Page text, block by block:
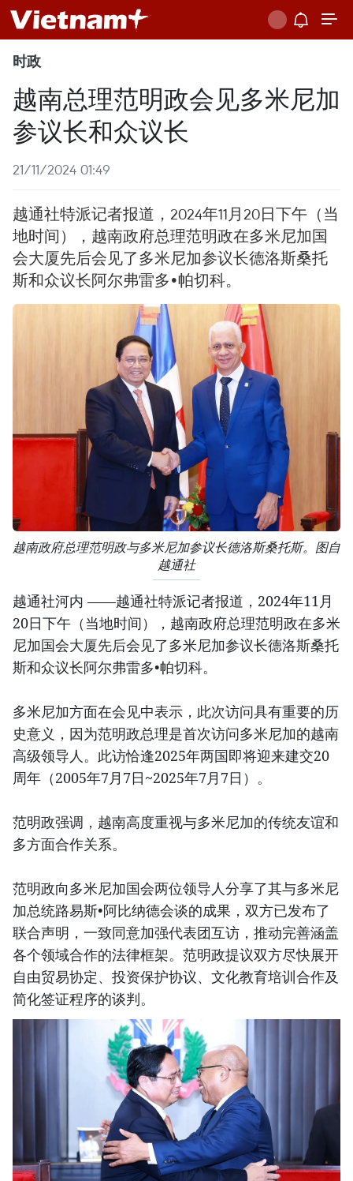
时政
越南总理范明政会见多米尼加
参议长和众议长
21/11/2024 01:49
越通社特派记者报道，2024年11月20日下午（当
地时间），越南政府总理范明政在多米尼加国
会大厦先后会见了多米尼加参议长德洛斯桑托
斯和众议长阿尔弗雷多•帕切科。
越南政府总理范明政与多米尼加参议长德洛斯桑托斯。图自
越通社
越通社河内 ——越通社特派记者报道，2024年11月
20日下午（当地时间），越南政府总理范明政在多米
尼加国会大厦先后会见了多米尼加参议长德洛斯桑托
斯和众议长阿尔弗雷多•帕切科。
多米尼加方面在会见中表示，此次访问具有重要的历
史意义，因为范明政总理是首次访问多米尼加的越南
高级领导人。此访恰逢2025年两国即将迎来建交20
周年（2005年7月7日~2025年7月7日）。
范明政强调，越南高度重视与多米尼加的传统友谊和
多方面合作关系。
范明政向多米尼加国会两位领导人分享了其与多米尼
加总统路易斯•阿比纳德会谈的成果，双方已发布了
联合声明，一致同意加强代表团互访，推动完善涵盖
各个领域合作的法律框架。范明政提议双方尽快展开
自由贸易协定、投资保护协议、文化教育培训合作及
简化签证程序的谈判。